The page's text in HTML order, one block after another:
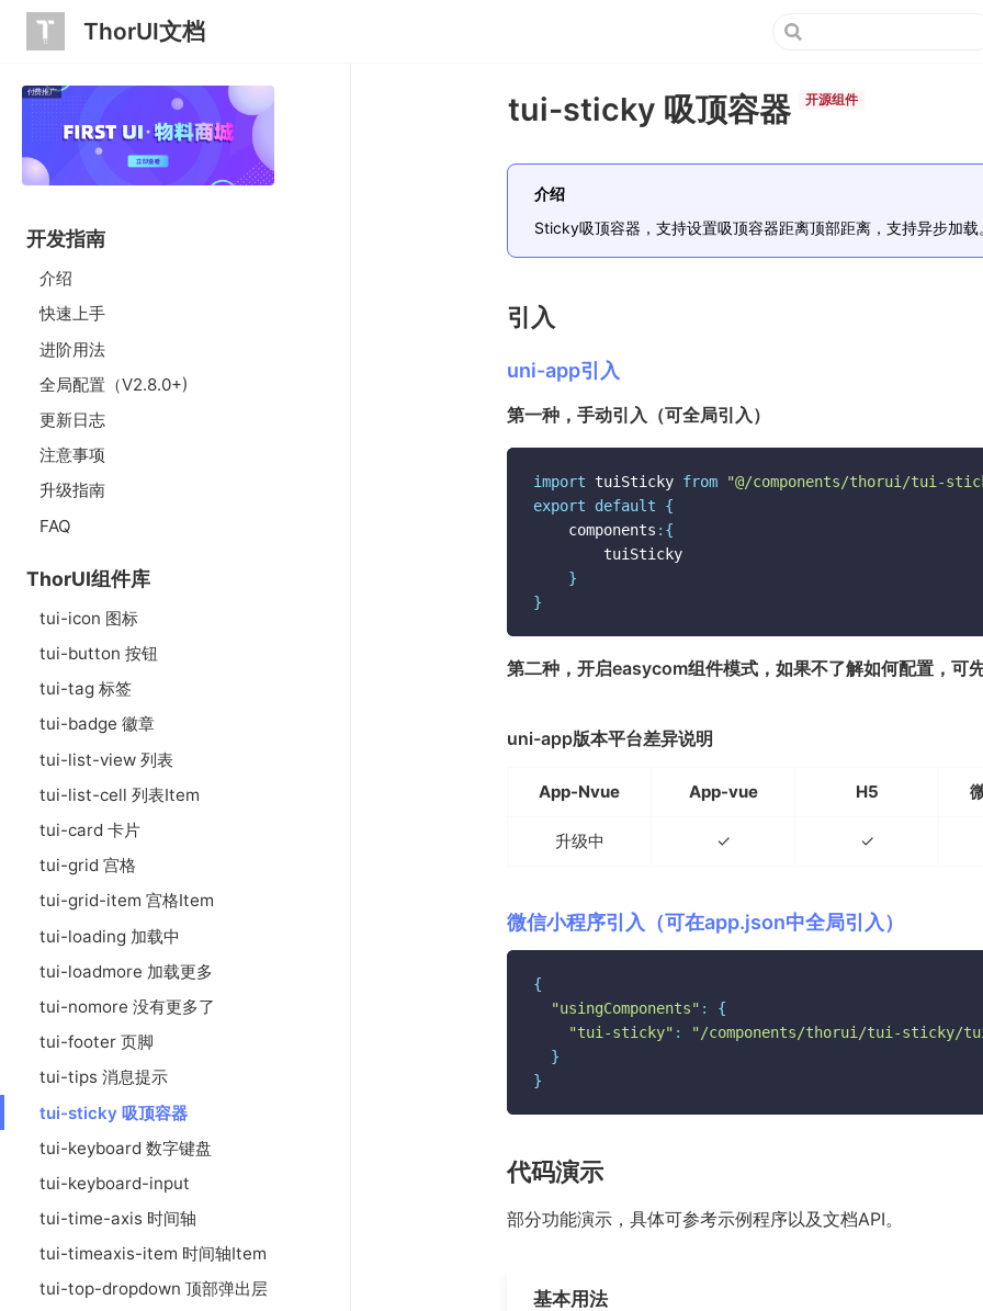
ThorUI文档
付费推广
开发指南
介绍
快速上手
进阶用法
全局配置（V2.8.0+)
更新日志
注意事项
升级指南
FAQ
ThorUI组件库
tui-icon 图标
tui-button 按钮
tui-tag 标签
tui-badge 徽章
tui-list-view 列表
tui-list-cell 列表Item
tui-card 卡片
tui-grid 宫格
tui-grid-item 宫格Item
tui-loading 加载中
tui-loadmore 加载更多
tui-nomore 没有更多了
tui-footer 页脚
tui-tips 消息提示
tui-sticky 吸顶容器
tui-keyboard 数字键盘
tui-keyboard-input
tui-time-axis 时间轴
tui-timeaxis-item 时间轴Item
tui-top-dropdown 顶部弹出层
tui-sticky 吸顶容器 开源组件
介绍
Sticky吸顶容器，支持设置吸顶容器距离顶部距离，支持异步加载
引入
uni-app引入
第一种，手动引入（可全局引入）
import tuiSticky from
"@/components/thorui/tui-
export
default
{
	components
: {
}
}
第二种，开启easycom组件模式，如果不了解如何配置，可
uni-app版本平台差异说明
App-Nvue App-vue H5
升级中 ✓ ✓
微信小程序引入（可在app.json中全局引入）
{
"usingComponents" :
{
"tui-sticky" :
"/components/thorui/tui-sticky/
}
}
代码演示
部分功能演示，具体可参考示例程序以及文档API。
基本用法